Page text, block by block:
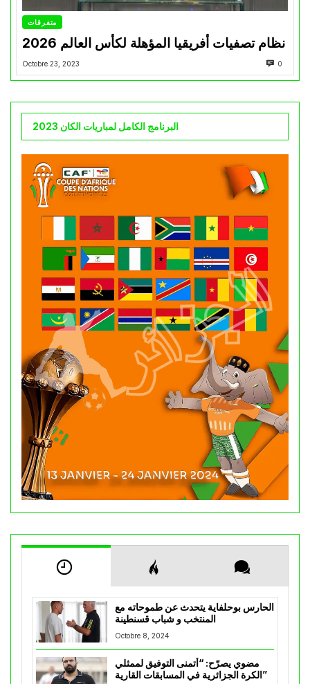
متفرقات
نظام تصفيات أفريقيا المؤهلة لكأس العالم 2026
Octobre 23, 2023 0
البرنامج الكامل لمباريات الكان 2023
الحارس بوحلفاية يتحدث عن طموحاته مع
المنتخب و شباب قسنطينة
Octobre 8, 2024
مضوي يصرّح: “أتمنى التوفيق لممثلي
الكرة الجزائرية في المسابقات القارية”